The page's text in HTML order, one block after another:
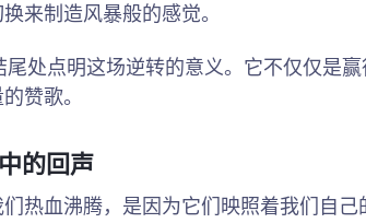
来制造风暴般的感觉。
尾处点明这场逆转的意义。它不仅仅是
赞歌。
的回声
热血沸腾，是因为它们映照着我们自